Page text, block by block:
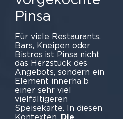
Pinsa
Für viele Restaurants,
Bars, Kneipen oder
Bistros ist Pinsa nicht
das Herzstück des
Angebots, sondern ein
Element innerhalb
einer sehr viel
vielfältigeren
Speisekarte. In diesen
Kontexten, Die